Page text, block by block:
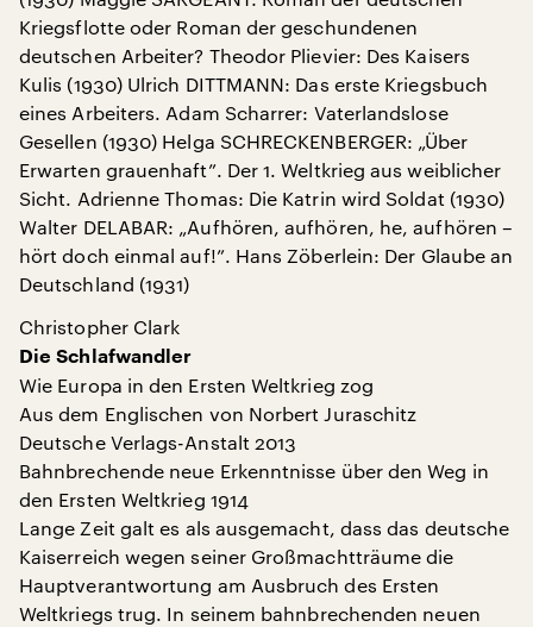
Kriegsflotte oder Roman der geschundenen
deutschen Arbeiter? Theodor Plievier: Des Kaisers
Kulis (1930) Ulrich DITTMANN: Das erste Kriegsbuch
eines Arbeiters. Adam Scharrer: Vaterlandslose
Gesellen (1930) Helga SCHRECKENBERGER: „Über
Erwarten grauenhaft”. Der 1. Weltkrieg aus weiblicher
Sicht. Adrienne Thomas: Die Katrin wird Soldat (1930)
Walter DELABAR: „Aufhören, aufhören, he, aufhören –
hört doch einmal auf!”. Hans Zöberlein: Der Glaube an
Deutschland (1931)
Christopher Clark
Die Schlafwandler
Wie Europa in den Ersten Weltkrieg zog
Aus dem Englischen von Norbert Juraschitz
Deutsche Verlags-Anstalt 2013
Bahnbrechende neue Erkenntnisse über den Weg in
den Ersten Weltkrieg 1914
Lange Zeit galt es als ausgemacht, dass das deutsche
Kaiserreich wegen seiner Großmachtträume die
Hauptverantwortung am Ausbruch des Ersten
Weltkriegs trug. In seinem bahnbrechenden neuen